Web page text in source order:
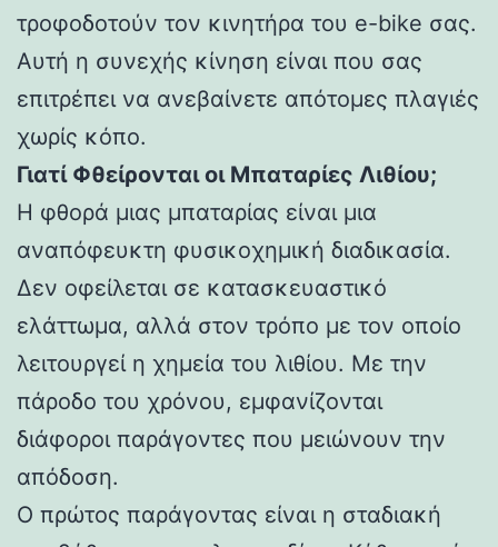
τροφοδοτούν τον κινητήρα του e-bike σας.
Αυτή η συνεχής κίνηση είναι που σας
επιτρέπει να ανεβαίνετε απότομες πλαγιές
χωρίς κόπο.
Γιατί Φθείρονται οι Μπαταρίες Λιθίου;
Η φθορά μιας μπαταρίας είναι μια
αναπόφευκτη φυσικοχημική διαδικασία.
Δεν οφείλεται σε κατασκευαστικό
ελάττωμα, αλλά στον τρόπο με τον οποίο
λειτουργεί η χημεία του λιθίου. Με την
πάροδο του χρόνου, εμφανίζονται
διάφοροι παράγοντες που μειώνουν την
απόδοση.
Ο πρώτος παράγοντας είναι η σταδιακή